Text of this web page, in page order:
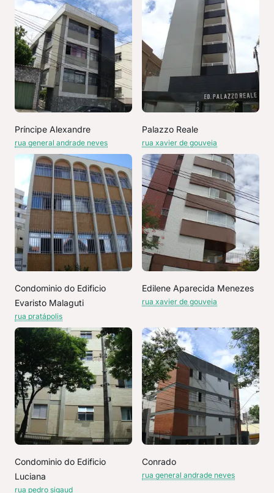
Príncipe Alexandre
rua general andrade neves
Palazzo Reale
rua xavier de gouveia
Condominio do Edificio
Evaristo Malaguti
rua pratápolis
Edilene Aparecida Menezes
rua xavier de gouveia
Condominio do Edificio
Luciana
rua pedro sigaud
Conrado
rua general andrade neves